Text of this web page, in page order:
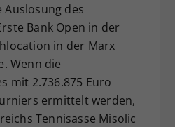
des
Bank Open in der
in der Marx
Wenn die
mit 2.736.875 Euro
ermittelt werden,
Tennisasse Misolic